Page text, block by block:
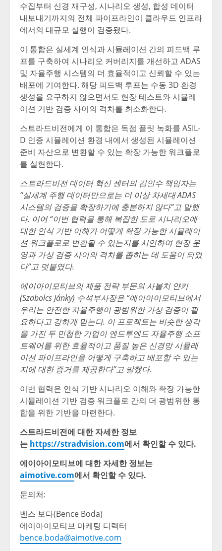
수집부터 신경 재구성, 시나리오 생성, 합성 데이터
내보내기까지의 전체 파이프라인이 클라우드 인프라
에서의 대규모 실행이 검증됐다.
이 통합은 실세계 인식과 시뮬레이션 간의 피드백 루
프를 구축하여 시나리오 커버리지를 개선하고 ADAS
및 자율주행 시스템의 더 효율적이고 신뢰할 수 있는
배포에 기여한다. 해당 피드백 루프는 수동 3D 환경
생성을 요구하지 않으면서도 현장 테스트와 시뮬레
이션 기반 검증 사이의 격차를 최소화한다.
스트라드비전에게 이 통합은 독점 플릿 녹화를 ASIL-
D 인증 시뮬레이션 환경 내에서 생성된 시뮬레이션
준비 자산으로 변환할 수 있는 확장 가능한 워크플로
를 실현한다.
스트라드비전 데이터 혁신 센터의 김인수 책임자는
“실세계 주행 데이터만으로는 더 이상 차세대 ADAS
시스템의 검증을 확장하기에 충분하지 않다”고 말했
다. 이어 “이번 협력을 통해 복잡한 도로 시나리오에
대한 인식 기반 이해가 어떻게 확장 가능한 시뮬레이
션 워크플로로 변환될 수 있는지를 시연하여 현장 운
영과 가상 검증 사이의 격차를 좁히는 데 도움이 되었
다”고 덧붙였다.
에이아이모티브의 제품 전략 부문의 사볼치 얀키
(Szabolcs Jánky) 수석부사장은 “에이아이모티브에서
우리는 안전한 자율주행이 광범위한 가상 검증이 필
요하다고 강하게 믿는다. 이 프로젝트는 비슷한 생각
을 가진 두 민첩한 기업이 엔드투엔드 자율주행 소프
트웨어를 위한 효율적이고 품질 높은 신경망 시뮬레
이션 파이프라인을 어떻게 구축하고 배포할 수 있는
지에 대한 증거를 제공한다”고 말했다.
이번 협력은 인식 기반 시나리오 이해와 확장 가능한
시뮬레이션 기반 검증 워크플로 간의 더 광범위한 통
합을 위한 기반을 마련한다.
스트라드비전에 대한 자세한 정보
는 https://stradvision.com에서 확인할 수 있다.
에이아이모티브에 대한 자세한 정보는
aimotive.com에서 확인할 수 있다.
문의처:
벤스 보다(Bence Boda)
에이아이모티브 마케팅 디렉터
bence.boda@aimotive.com